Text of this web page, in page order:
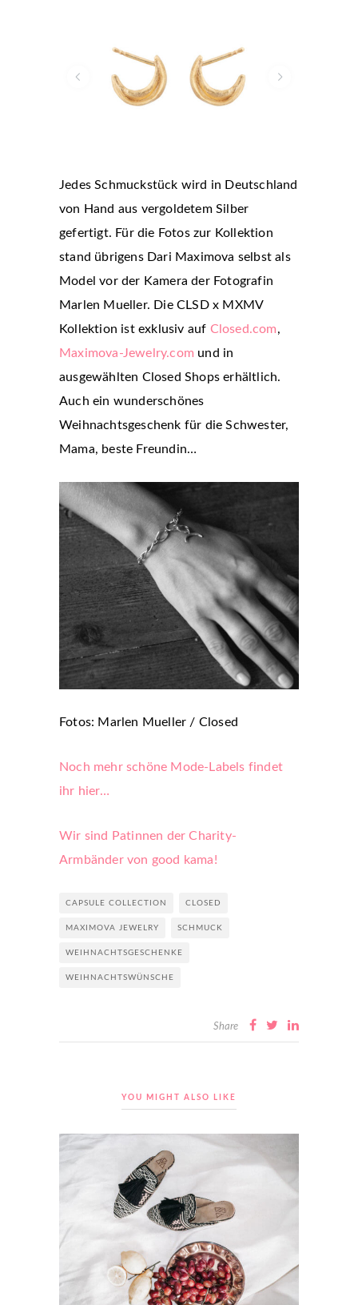
Jedes Schmuckstück wird in Deutschland
von Hand aus vergoldetem Silber
gefertigt. Für die Fotos zur Kollektion
stand übrigens Dari Maximova selbst als
Model vor der Kamera der Fotografin
Marlen Mueller. Die CLSD x MXMV
Kollektion ist exklusiv auf Closed.com,
Maximova-Jewelry.com und in
ausgewählten Closed Shops erhältlich.
Auch ein wunderschönes
Weihnachtsgeschenk für die Schwester,
Mama, beste Freundin…
Fotos: Marlen Mueller / Closed
Noch mehr schöne Mode-Labels findet
ihr hier…
Wir sind Patinnen der Charity-
Armbänder von good kama!
CAPSULE COLLECTION CLOSED
MAXIMOVA JEWELRY SCHMUCK
WEIHNACHTSGESCHENKE
WEIHNACHTSWÜNSCHE
Share
YOU MIGHT ALSO LIKE